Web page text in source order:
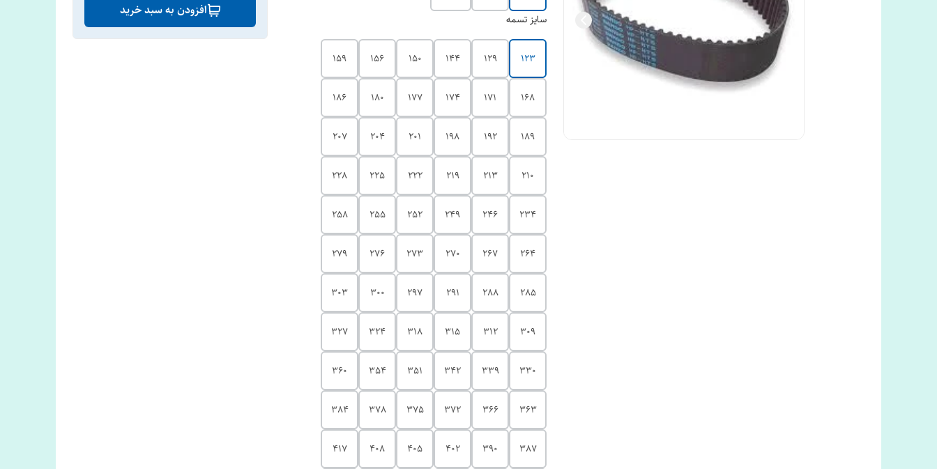
سایز تسمه
123
129
144
150
156
159
168
171
174
177
180
186
189
192
198
201
204
207
210
213
219
222
225
228
234
246
249
252
255
258
264
267
270
273
276
279
285
288
291
297
300
303
309
312
315
318
324
327
330
339
342
351
354
360
363
366
372
375
378
384
387
390
402
405
408
417
افزودن به سبد خرید